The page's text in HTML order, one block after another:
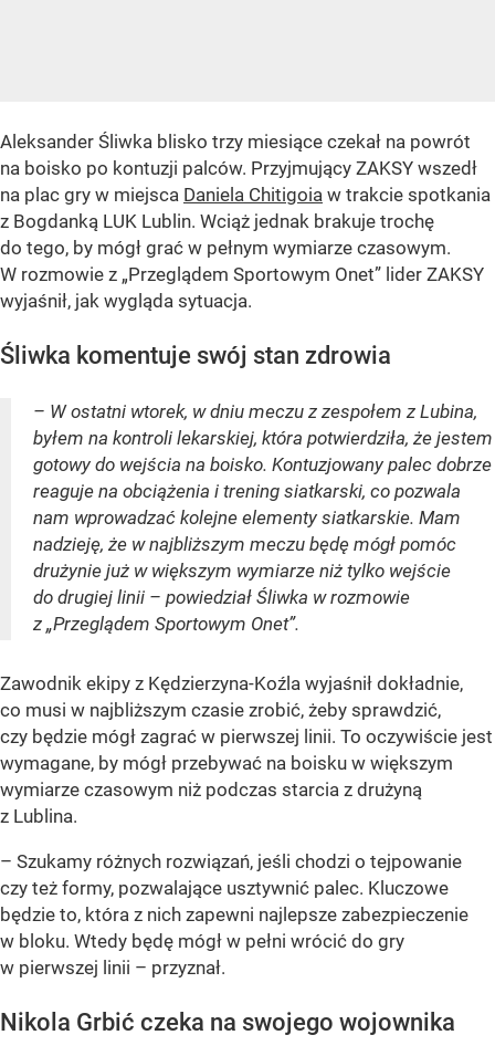
Aleksander Śliwka blisko trzy miesiące czekał na powrót
na boisko po kontuzji palców. Przyjmujący ZAKSY wszedł
na plac gry w miejsca Daniela Chitigoia w trakcie spotkania
z Bogdanką LUK Lublin. Wciąż jednak brakuje trochę
do tego, by mógł grać w pełnym wymiarze czasowym.
W rozmowie z „Przeglądem Sportowym Onet” lider ZAKSY
wyjaśnił, jak wygląda sytuacja.
Śliwka komentuje swój stan zdrowia
– W ostatni wtorek, w dniu meczu z zespołem z Lubina,
byłem na kontroli lekarskiej, która potwierdziła, że jestem
gotowy do wejścia na boisko. Kontuzjowany palec dobrze
reaguje na obciążenia i trening siatkarski, co pozwala
nam wprowadzać kolejne elementy siatkarskie. Mam
nadzieję, że w najbliższym meczu będę mógł pomóc
drużynie już w większym wymiarze niż tylko wejście
do drugiej linii – powiedział Śliwka w rozmowie
z „Przeglądem Sportowym Onet”.
Zawodnik ekipy z Kędzierzyna-Koźla wyjaśnił dokładnie,
co musi w najbliższym czasie zrobić, żeby sprawdzić,
czy będzie mógł zagrać w pierwszej linii. To oczywiście jest
wymagane, by mógł przebywać na boisku w większym
wymiarze czasowym niż podczas starcia z drużyną
z Lublina.
– Szukamy różnych rozwiązań, jeśli chodzi o tejpowanie
czy też formy, pozwalające usztywnić palec. Kluczowe
będzie to, która z nich zapewni najlepsze zabezpieczenie
w bloku. Wtedy będę mógł w pełni wrócić do gry
w pierwszej linii – przyznał.
Nikola Grbić czeka na swojego wojownika